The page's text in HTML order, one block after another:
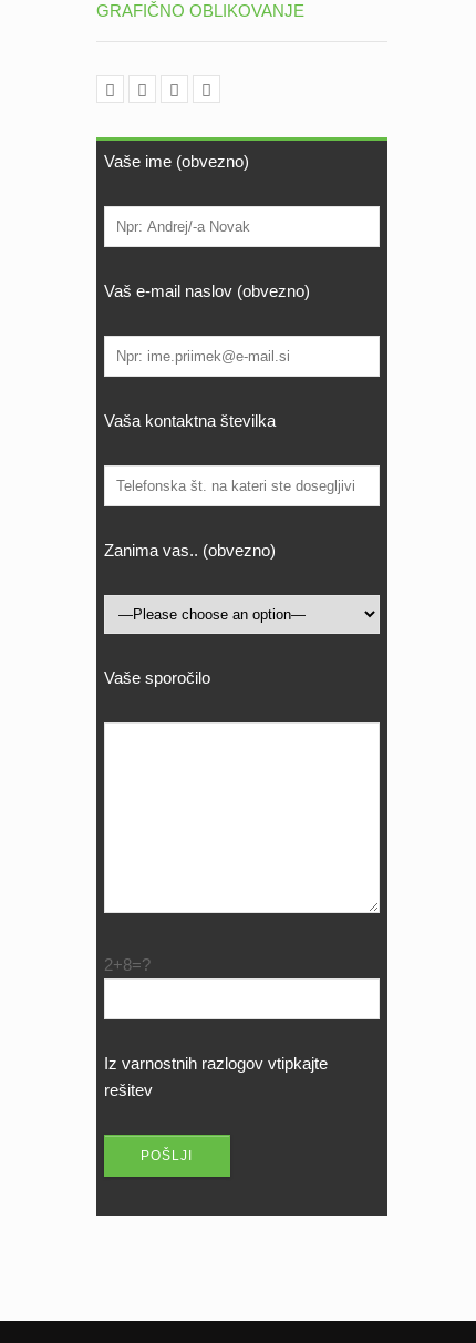
GRAFIČNO OBLIKOVANJE
Vaše ime (obvezno)
Vaš e-mail naslov (obvezno)
Vaša kontaktna številka
Zanima vas.. (obvezno)
Vaše sporočilo
2+8=?
Iz varnostnih razlogov vtipkajte
rešitev